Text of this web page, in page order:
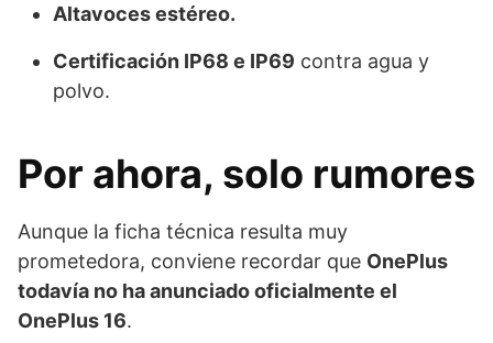
Altavoces estéreo.
Certificación IP68 e IP69 contra agua y
polvo.
Por ahora, solo rumores
Aunque la ficha técnica resulta muy
prometedora, conviene recordar que OnePlus
todavía no ha anunciado oficialmente el
OnePlus 16.